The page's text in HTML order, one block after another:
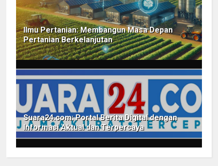
Ilmu Pertanian: Membangun Masa Depan
Pertanian Berkelanjutan
Suara24.com: Portal Berita Digital dengan
Informasi Aktual dan Terpercaya